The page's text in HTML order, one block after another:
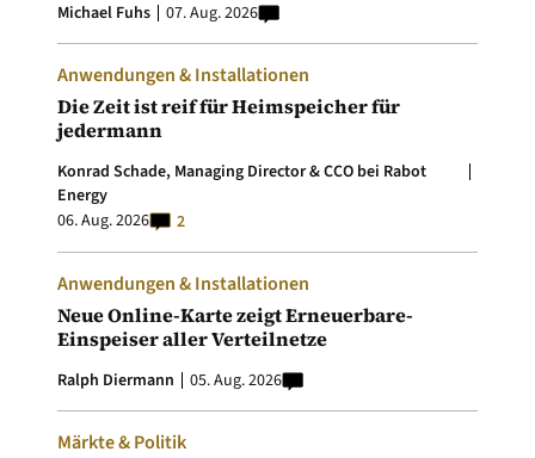
Michael Fuhs 07. Aug. 2026
Anwendungen & Installationen
Die Zeit ist reif für Heimspeicher für
jedermann
Konrad Schade, Managing Director & CCO bei Rabot
Energy
06. Aug. 2026
2
Anwendungen & Installationen
Neue Online-Karte zeigt Erneuerbare-
Einspeiser aller Verteilnetze
Ralph Diermann 05. Aug. 2026
Märkte & Politik